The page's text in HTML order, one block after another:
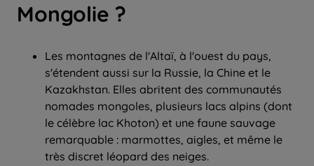
Mongolie ?
Les montagnes de l'Altaï, à l'ouest du pays,
s'étendent aussi sur la Russie, la Chine et le
Kazakhstan. Elles abritent des communautés
nomades mongoles, plusieurs lacs alpins (dont
le célèbre lac Khoton) et une faune sauvage
remarquable : marmottes, aigles, et même le
très discret léopard des neiges.